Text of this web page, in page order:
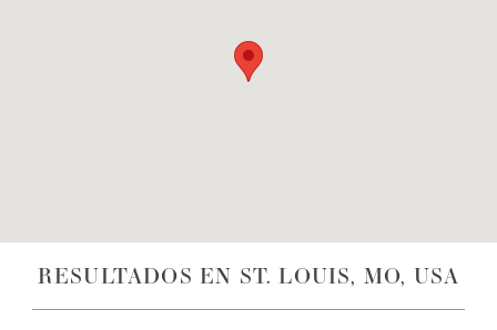
RESULTADOS EN ST. LOUIS, MO, USA